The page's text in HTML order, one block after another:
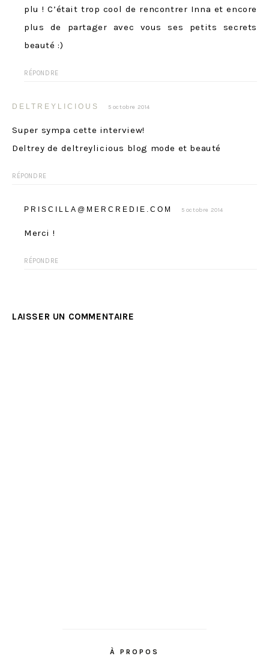
plu ! C’était trop cool de rencontrer Inna et encore
plus de partager avec vous ses petits secrets
beauté :)
RÉPONDRE
DELTREYLICIOUS 5 octobre 2014
Super sympa cette interview!
Deltrey de deltreylicious blog mode et beauté
RÉPONDRE
PRISCILLA@MERCREDIE.COM 5 octobre 2014
Merci !
RÉPONDRE
LAISSER UN COMMENTAIRE
À PROPOS